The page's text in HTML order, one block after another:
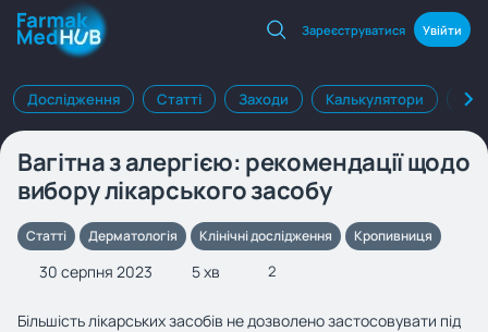
Зареєструватися Увійти
Дослідження Статті Заходи Калькулятори
Вагітна з алергією: рекомендації щодо
вибору лікарського засобу
Статті Дерматологія Клінічні дослідження Кропивниця
30 серпня 2023 5 хв 2
Більшість лікарських засобів не дозволено застосовувати під